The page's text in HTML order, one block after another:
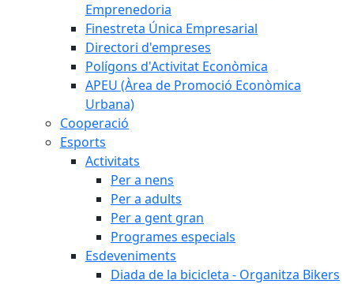
Emprenedoria
Finestreta Única Empresarial
Directori d'empreses
Polígons d'Activitat Econòmica
APEU (Àrea de Promoció Econòmica
Urbana)
Cooperació
Esports
Activitats
Per a nens
Per a adults
Per a gent gran
Programes especials
Esdeveniments
Diada de la bicicleta - Organitza Bikers